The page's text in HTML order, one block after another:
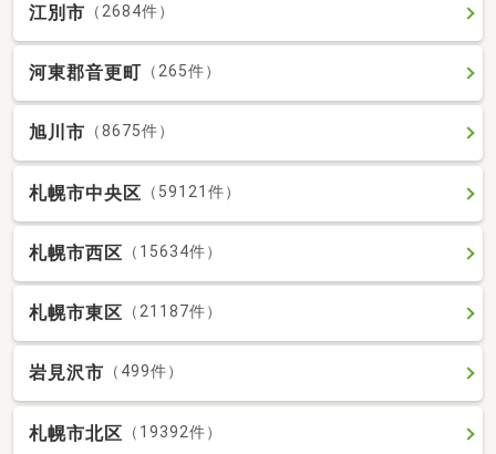
江別市 （2684件）
河東郡音更町 （265件）
旭川市 （8675件）
札幌市中央区 （59121件）
札幌市西区 （15634件）
札幌市東区 （21187件）
岩見沢市 （499件）
札幌市北区 （19392件）